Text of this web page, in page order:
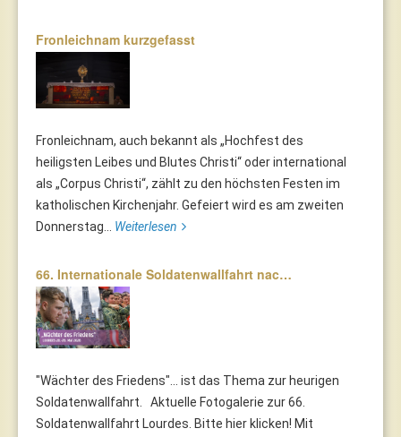
Fronleichnam kurzgefasst
Fronleichnam, auch bekannt als „Hochfest des
heiligsten Leibes und Blutes Christi“ oder international
als „Corpus Christi“, zählt zu den höchsten Festen im
katholischen Kirchenjahr. Gefeiert wird es am zweiten
Donnerstag... Weiterlesen
66. Internationale Soldatenwallfahrt nac…
"Wächter des Friedens"... ist das Thema zur heurigen
Soldatenwallfahrt. Aktuelle Fotogalerie zur 66.
Soldatenwallfahrt Lourdes. Bitte hier klicken! Mit